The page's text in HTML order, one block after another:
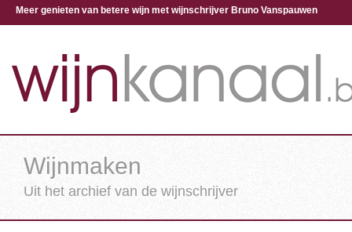
Meer genieten van betere wijn met wijnschrijver Bruno Vanspauwen
Wijnmaken
Uit het archief van de wijnschrijver